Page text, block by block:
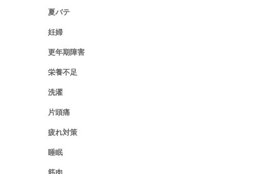
夏バテ
妊婦
更年期障害
栄養不足
洗濯
片頭痛
疲れ対策
睡眠